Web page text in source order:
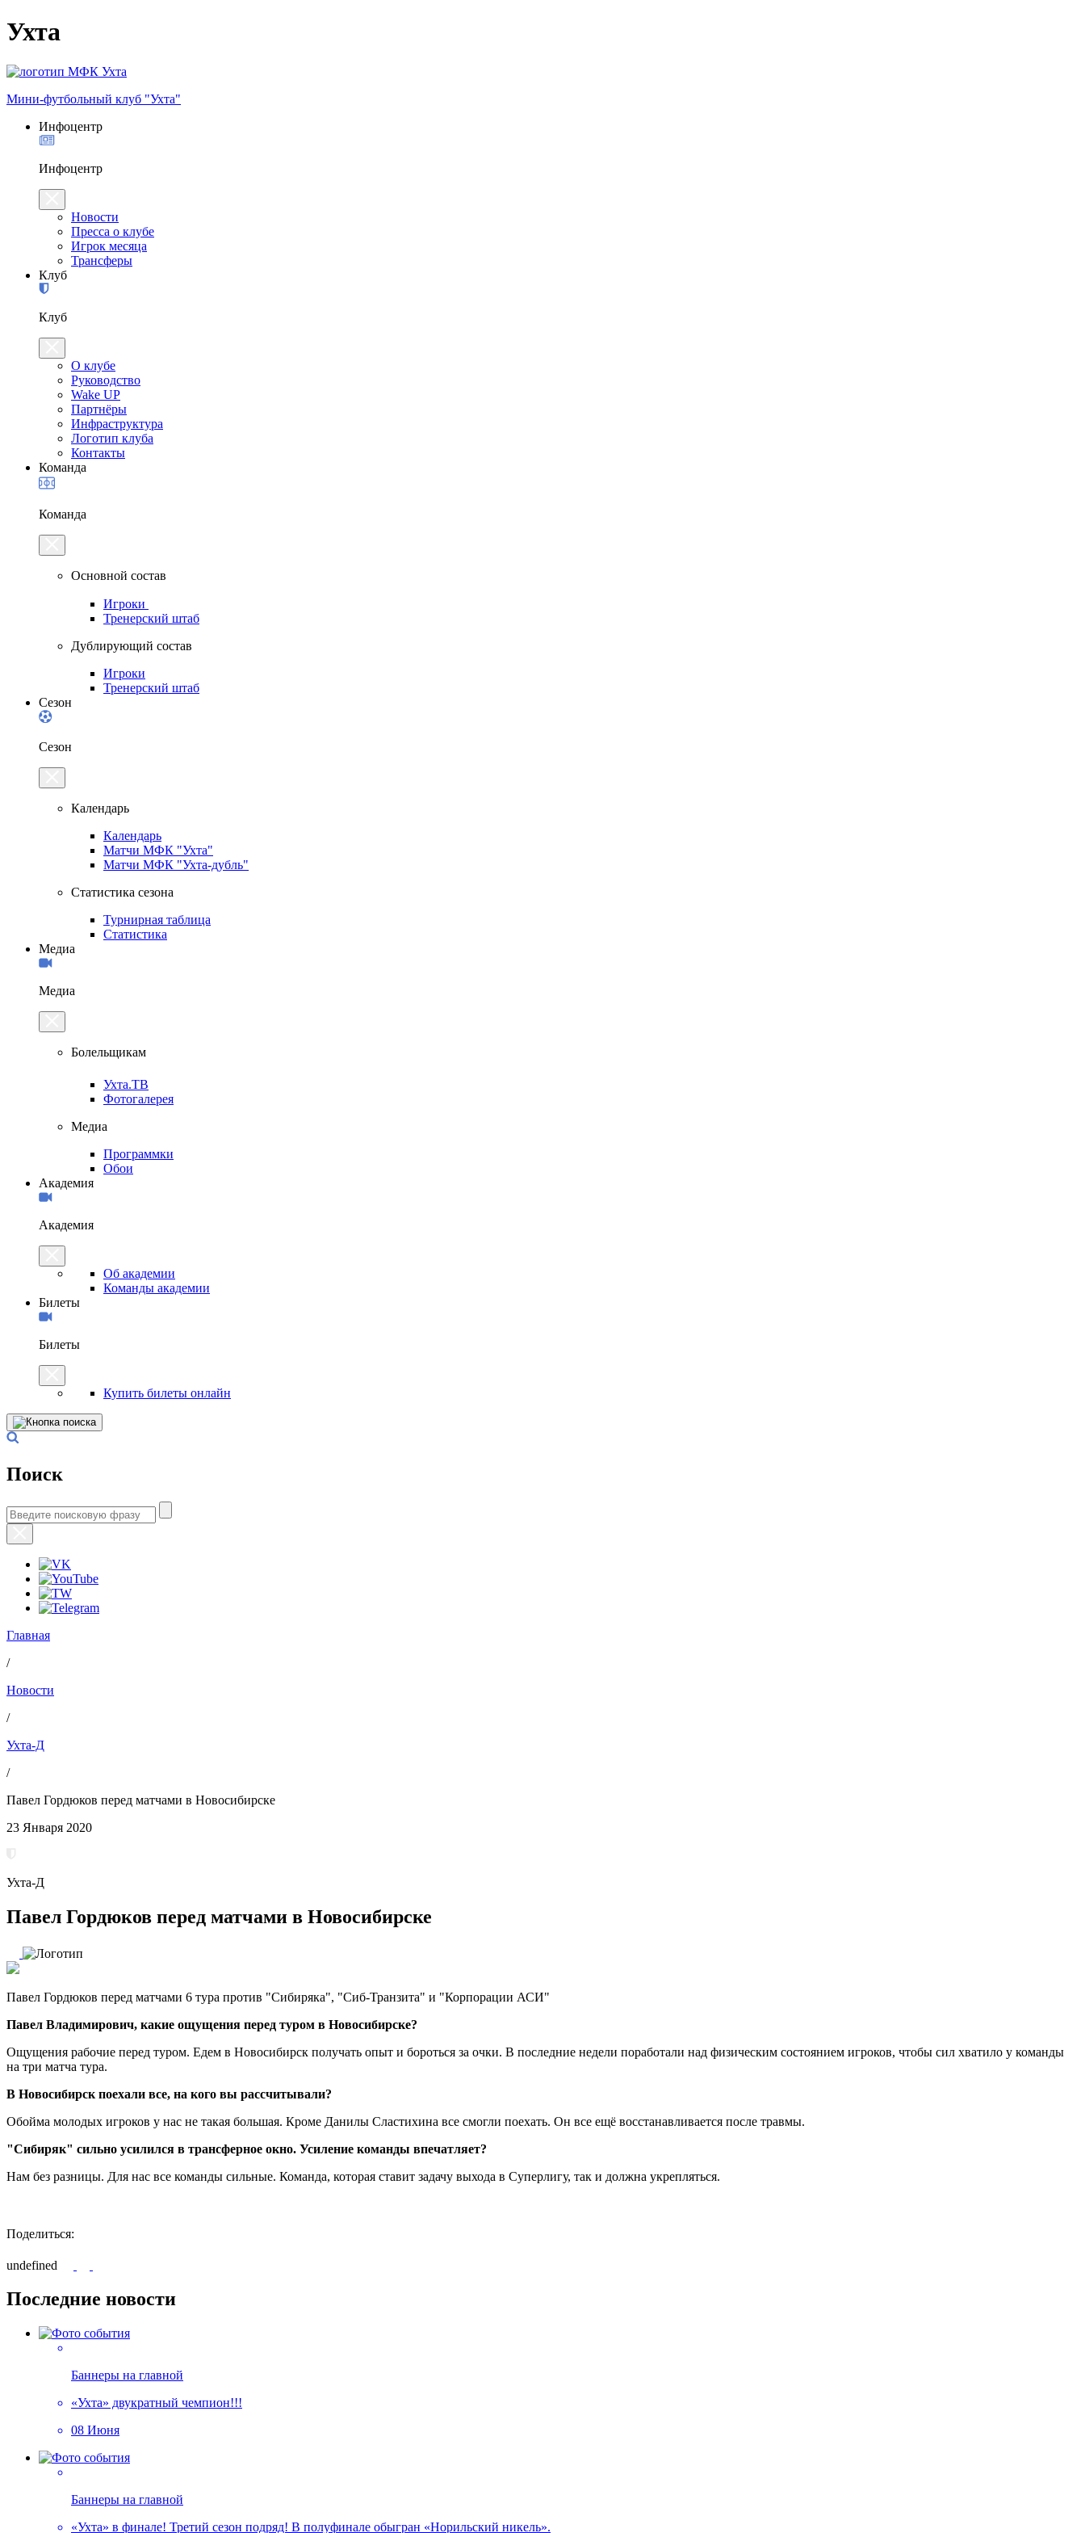
Ухта
Мини-футбольный клуб "Ухта"
Инфоцентр
Инфоцентр
Новости
Пресса о клубе
Игрок месяца
Трансферы
Клуб
Клуб
О клубе
Руководство
Wake UP
Партнёры
Инфраструктура
Логотип клуба
Контакты
Команда
Команда
Основной состав
Игроки
Тренерский штаб
Дублирующий состав
Игроки
Тренерский штаб
Сезон
Сезон
Календарь
Календарь
Матчи МФК "Ухта"
Матчи МФК "Ухта-дубль"
Статистика сезона
Турнирная таблица
Статистика
Медиа
Медиа
Болельщикам
Ухта.ТВ
Фотогалерея
Медиа
Программки
Обои
Академия
Академия
Об академии
Команды академии
Билеты
Билеты
Купить билеты онлайн
Поиск
Главная
/
Новости
/
Ухта-Д
/
Павел Гордюков перед матчами в Новосибирске
23 Января 2020
Ухта-Д
Павел Гордюков перед матчами в Новосибирске
Павел Гордюков перед матчами 6 тура против "Сибиряка", "Сиб-Транзита" и "Корпорации АСИ"
Павел Владимирович, какие ощущения перед туром в Новосибирске?
Ощущения рабочие перед туром. Едем в Новосибирск получать опыт и бороться за очки. В последние недели поработали над физическим состоянием игроков, чтобы сил хватило у команды
на три матча тура.
В Новосибирск поехали все, на кого вы рассчитывали?
Обойма молодых игроков у нас не такая большая. Кроме Данилы Сластихина все смогли поехать. Он все ещё восстанавливается после травмы.
"Сибиряк" сильно усилился в трансферное окно. Усиление команды впечатляет?
Нам без разницы. Для нас все команды сильные. Команда, которая ставит задачу выхода в Суперлигу, так и должна укрепляться.
Поделиться:
undefined
Последние новости
Баннеры на главной
«Ухта» двукратный чемпион!!!
08 Июня
Баннеры на главной
«Ухта» в финале! Третий сезон подряд! В полуфинале обыгран «Норильский никель».